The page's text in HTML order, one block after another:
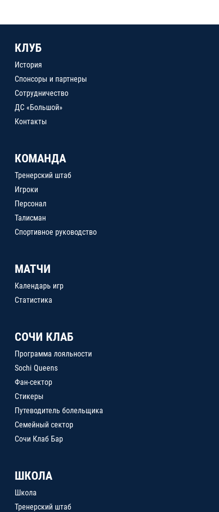
КЛУБ
История
Спонсоры и партнеры
Сотрудничество
ДС «Большой»
Контакты
КОМАНДА
Тренерский штаб
Игроки
Персонал
Талисман
Спортивное руководство
МАТЧИ
Календарь игр
Статистика
СОЧИ КЛАБ
Программа лояльности
Sochi Queens
Фан-сектор
Стикеры
Путеводитель болельщика
Семейный сектор
Сочи Клаб Бар
ШКОЛА
Школа
Тренерский штаб